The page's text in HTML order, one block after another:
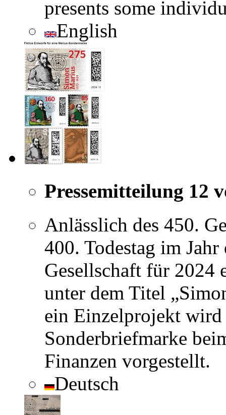
presents some
English
Pressemitteilung 12
Anlässlich des 450.
400. Todestag im
Gesellschaft für 2024
unter dem Titel
ein Einzelprojekt wird
Sonderbriefmarke
Finanzen vorgestellt.
Deutsch